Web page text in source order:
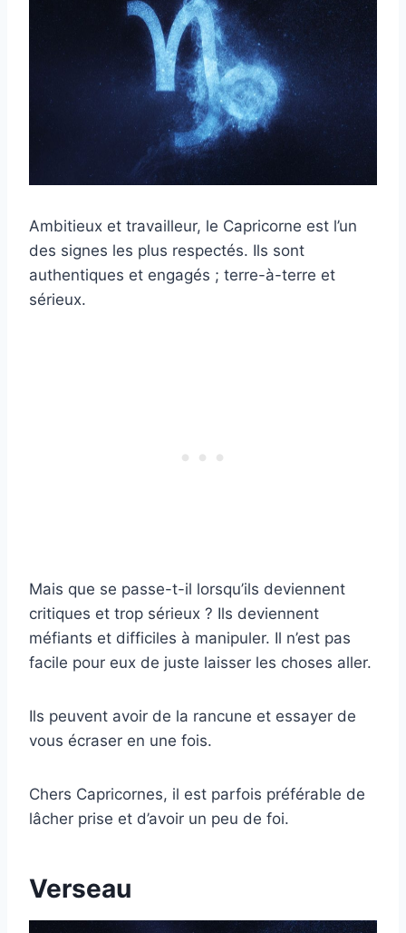
Ambitieux et travailleur, le Capricorne est l’un
des signes les plus respectés. Ils sont
authentiques et engagés ; terre-à-terre et
sérieux.
Mais que se passe-t-il lorsqu’ils deviennent
critiques et trop sérieux ? Ils deviennent
méfiants et difficiles à manipuler. Il n’est pas
facile pour eux de juste laisser les choses aller.
Ils peuvent avoir de la rancune et essayer de
vous écraser en une fois.
Chers Capricornes, il est parfois préférable de
lâcher prise et d’avoir un peu de foi.
Verseau